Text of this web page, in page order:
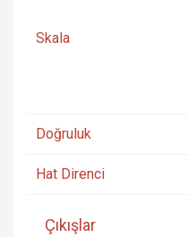
Skala
Doğruluk
Hat Direnci
Çıkışlar